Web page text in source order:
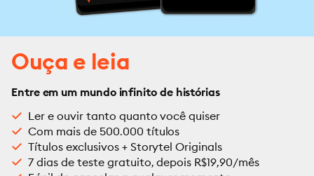
Ouça e leia
Entre em um mundo infinito de histórias
Ler e ouvir tanto quanto você quiser
Com mais de 500.000 títulos
Títulos exclusivos + Storytel Originals
7 dias de teste gratuito, depois R$19,90/mês